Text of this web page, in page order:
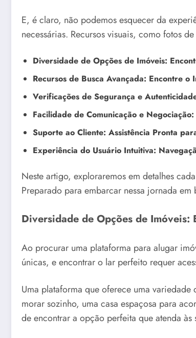
E, é claro, não podemos esquecer da
necessárias. Recursos visuais, como fotos
Diversidade de Opções de Imóveis:
Recursos de Busca Avançada: Encontre o
Verificações de Segurança e
Facilidade de Comunicação e
Suporte ao Cliente: Assistência Pronta
Experiência do Usuário Intuitiva:
Neste artigo, exploraremos em detalhes
Preparado para embarcar nessa jornada
Diversidade de Opções de
Ao procurar uma plataforma para alugar
únicas, e encontrar o lar perfeito requer
Uma plataforma que oferece uma
morar sozinho, uma casa espaçosa para
de encontrar a opção perfeita que atenda às